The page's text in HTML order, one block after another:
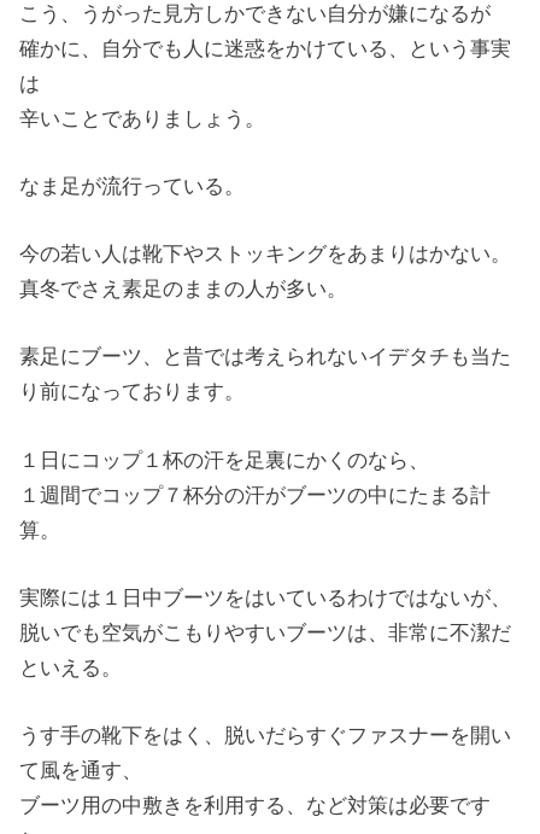
こう、うがった見方しかできない自分が嫌になるが
確かに、自分でも人に迷惑をかけている、という事実
は
辛いことでありましょう。
なま足が流行っている。
今の若い人は靴下やストッキングをあまりはかない。
真冬でさえ素足のままの人が多い。
素足にブーツ、と昔では考えられないイデタチも当た
り前になっております。
１日にコップ１杯の汗を足裏にかくのなら、
１週間でコップ７杯分の汗がブーツの中にたまる計
算。
実際には１日中ブーツをはいているわけではないが、
脱いでも空気がこもりやすいブーツは、非常に不潔だ
といえる。
うす手の靴下をはく、脱いだらすぐファスナーを開い
て風を通す、
ブーツ用の中敷きを利用する、など対策は必要です